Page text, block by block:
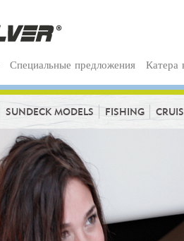
Специальные предложения Катера
SUNDECK MODELS FISHING